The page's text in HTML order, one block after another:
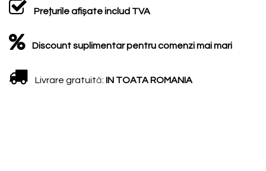
Prețurile afișate includ TVA
Discount suplimentar pentru comenzi mai mari
Livrare gratuită: IN TOATA ROMANIA